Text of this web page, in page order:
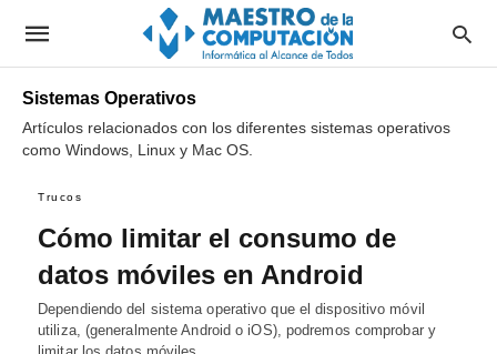
Sistemas Operativos
Artículos relacionados con los diferentes sistemas operativos
como Windows, Linux y Mac OS.
Trucos
Cómo limitar el consumo de
datos móviles en Android
Dependiendo del sistema operativo que el dispositivo móvil
utiliza, (generalmente Android o iOS), podremos comprobar y